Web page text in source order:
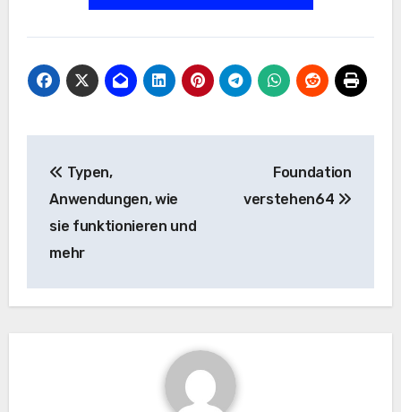
Navigation
Typen,
Anwendungen, wie
sie funktionieren und
mehr
Foundation
verstehen64